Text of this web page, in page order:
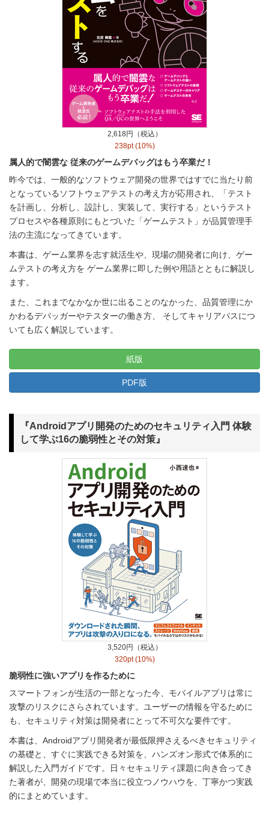
2,618円（税込）
238pt (10%)
属人的で闇雲な 従来のゲームデバッグはもう卒業だ！
昨今では、一般的なソフトウェア開発の世界ではすでに当たり前
となっているソフトウェアテストの考え方が応用され、「テスト
を計画し、分析し、設計し、実装して、実行する」というテスト
プロセスや各種原則にもとづいた「ゲームテスト」が品質管理手
法の主流になってきています。
本書は、ゲーム業界を志す就活生や、現場の開発者に向け、ゲー
ムテストの考え方を ゲーム業界に即した例や用語とともに解説し
ます。
また、これまでなかなか世に出ることのなかった、品質管理にか
かわるデバッガーやテスターの働き方、 そしてキャリアパスにつ
いても広く解説しています。
紙版
PDF版
『Androidアプリ開発のためのセキュリティ入門 体験
して学ぶ16の脆弱性とその対策』
3,520円（税込）
320pt (10%)
脆弱性に強いアプリを作るために
スマートフォンが生活の一部となった今、モバイルアプリは常に
攻撃のリスクにさらされています。ユーザーの情報を守るために
も、セキュリティ対策は開発者にとって不可欠な要件です。
本書は、Androidアプリ開発者が最低限押さえるべきセキュリティ
の基礎と、すぐに実践できる対策を、ハンズオン形式で体系的に
解説した入門ガイドです。日々セキュリティ課題に向き合ってき
た著者が、開発の現場で本当に役立つノウハウを、丁寧かつ実践
的にまとめています。